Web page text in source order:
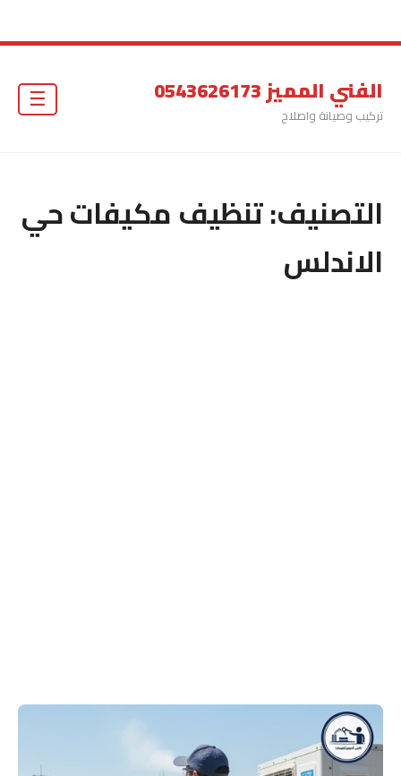
الفني المميز 0543626173
تركيب وصيانة واصلاح
التصنيف:تنظيف مكيفات حي
الاندلس